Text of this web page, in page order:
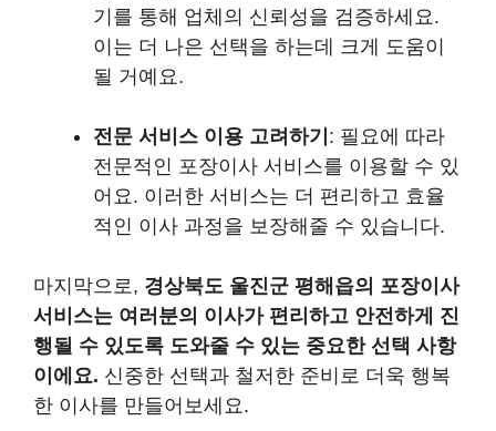
기를 통해 업체의 신뢰성을 검증하세요.
이는 더 나은 선택을 하는데 크게 도움이
될 거예요.
전문 서비스 이용 고려하기 : 필요에 따라
전문적인 포장이사 서비스를 이용할 수 있
어요. 이러한 서비스는 더 편리하고 효율
적인 이사 과정을 보장해줄 수 있습니다.
마지막으로, 경상북도 울진군 평해읍의 포장이사
서비스는 여러분의 이사가 편리하고 안전하게 진
행될 수 있도록 도와줄 수 있는 중요한 선택 사항
이에요. 신중한 선택과 철저한 준비로 더욱 행복
한 이사를 만들어보세요.